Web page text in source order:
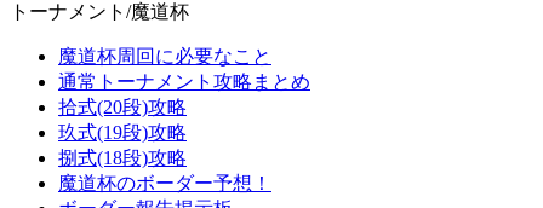
トーナメント/魔道杯
魔道杯周回に必要なこと
通常トーナメント攻略まとめ
拾式(20段)攻略
玖式(19段)攻略
捌式(18段)攻略
魔道杯のボーダー予想！